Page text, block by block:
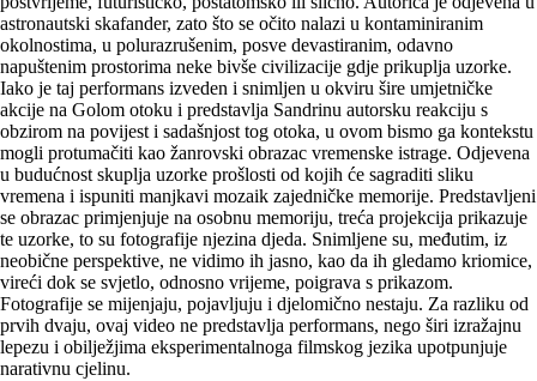
astronautski skafander, zato što se očito nalazi u kontaminiranim
okolnostima, u polurazrušenim, posve devastiranim, odavno
napuštenim prostorima neke bivše civilizacije gdje prikuplja uzorke.
Iako je taj performans izveden i snimljen u okviru šire umjetničke
akcije na Golom otoku i predstavlja Sandrinu autorsku reakciju s
obzirom na povijest i sadašnjost tog otoka, u ovom bismo ga kontekstu
mogli protumačiti kao žanrovski obrazac vremenske istrage. Odjevena
u budućnost skuplja uzorke prošlosti od kojih će sagraditi sliku
vremena i ispuniti manjkavi mozaik zajedničke memorije. Predstavljeni
se obrazac primjenjuje na osobnu memoriju, treća projekcija prikazuje
te uzorke, to su fotografije njezina djeda. Snimljene su, međutim, iz
neobične perspektive, ne vidimo ih jasno, kao da ih gledamo kriomice,
vireći dok se svjetlo, odnosno vrijeme, poigrava s prikazom.
Fotografije se mijenjaju, pojavljuju i djelomično nestaju. Za razliku od
prvih dvaju, ovaj video ne predstavlja performans, nego širi izražajnu
lepezu i obilježjima eksperimentalnoga filmskog jezika upotpunjuje
narativnu cjelinu.